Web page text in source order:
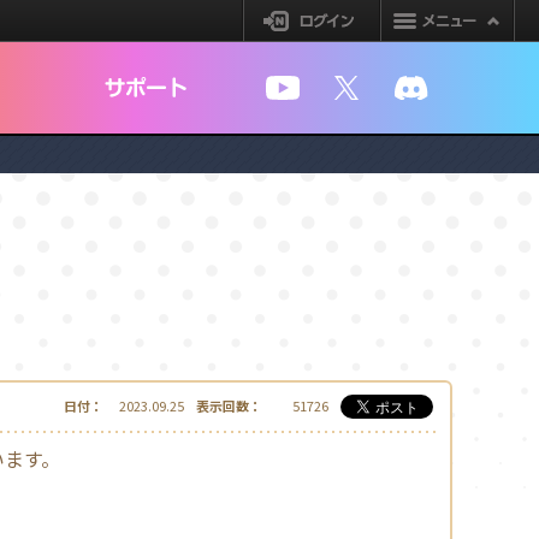
ログイン
YouTube
日付： 2023.09.25 表示回数： 51726
す。